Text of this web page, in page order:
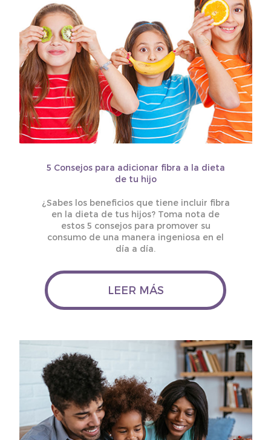
5 Consejos para adicionar fibra a la dieta
de tu hijo
¿Sabes los beneficios que tiene incluir fibra
en la dieta de tus hijos? Toma nota de
estos 5 consejos para promover su
consumo de una manera ingeniosa en el
día a día.
LEER MÁS